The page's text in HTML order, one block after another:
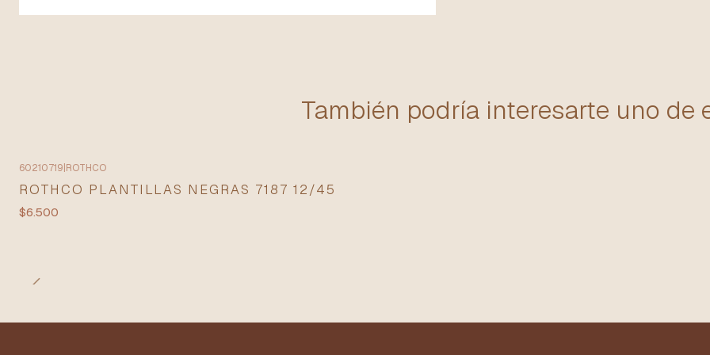
También podría interesarte uno de
60210719 ROTHCO
ROTHCO PLANTILLAS NEGRAS 7187 12/45
$6.500